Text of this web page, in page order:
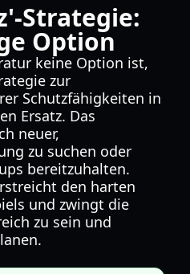
Strategie:
Option
keine Option ist,
zur
Schutzfähigkeiten in
Ersatz. Das
neuer,
zu suchen oder
bereitzuhalten.
den harten
und zwingt die
zu sein und